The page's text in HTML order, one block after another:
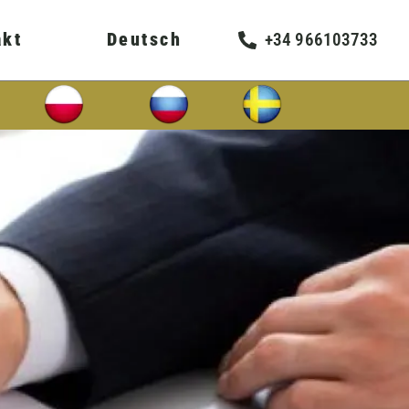
Deutsch +34 966103733